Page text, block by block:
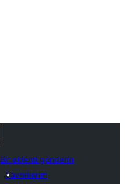
Bir eklenti gönderin
Favorilerim